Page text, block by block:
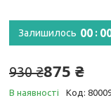
Залишилось 00 0
930 ₴875 ₴
В наявності Код: